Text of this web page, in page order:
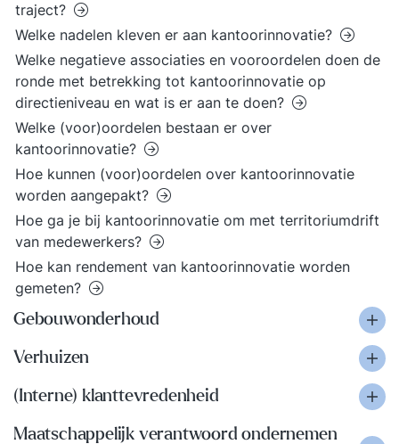
traject?
Welke nadelen kleven er aan kantoorinnovatie?
Welke negatieve associaties en vooroordelen doen de
ronde met betrekking tot kantoorinnovatie op
directieniveau en wat is er aan te doen?
Welke (voor)oordelen bestaan er over
kantoorinnovatie?
Hoe kunnen (voor)oordelen over kantoorinnovatie
worden aangepakt?
Hoe ga je bij kantoorinnovatie om met territoriumdrift
van medewerkers?
Hoe kan rendement van kantoorinnovatie worden
gemeten?
Gebouwonderhoud
Verhuizen
(Interne) klanttevredenheid
Maatschappelijk verantwoord ondernemen